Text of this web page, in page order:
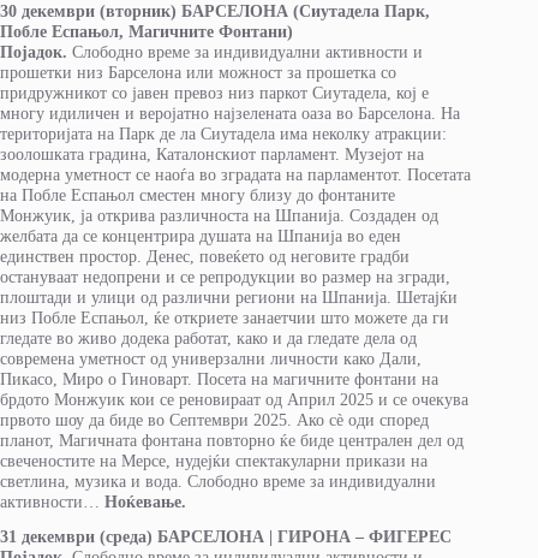
30 декември (вторник) БАРСЕЛОНА (Сиутадела Парк,
Побле Еспањол, Магичните Фонтани)
Појадок. Слободно време за индивидуални активности и
прошетки низ Барселона или можност за прошетка со
придружникот со јавен превоз низ паркот Сиутадела, кој е
многу идиличен и веројатно најзелената оаза во Барселона. На
територијата на Парк де ла Сиутадела има неколку атракции:
зоолошката градина, Каталонскиот парламент. Музејот на
модерна уметност се наоѓа во зградата на парламентот. Посетата
на Побле Еспањол сместен многу близу до фонтаните
Монжуик, ја открива различноста на Шпанија. Создаден од
желбата да се концентрира душата на Шпанија во еден
единствен простор. Денес, повеќето од неговите градби
остануваат недопрени и се репродукции во размер на згради,
плоштади и улици од различни региони на Шпанија. Шетајќи
низ Побле Еспањол, ќе откриете занаетчии што можете да ги
гледате во живо додека работат, како и да гледате дела од
современа уметност од универзални личности како Дали,
Пикасо, Миро о Гиноварт. Посета на магичните фонтани на
брдото Монжуик кои се реновираат од Април 2025 и се очекува
првото шоу да биде во Септември 2025. Ако сè оди според
планот, Магичната фонтана повторно ќе биде централен дел од
свеченостите на Мерсе, нудејќи спектакуларни прикази на
светлина, музика и вода. Слободно време за индивидуални
активности… Ноќевање.
31 декември (среда) БАРСЕЛОНА | ГИРОНА – ФИГЕРЕС